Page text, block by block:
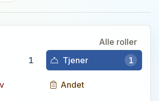
Alle roller
1 Tjener 1
Andet